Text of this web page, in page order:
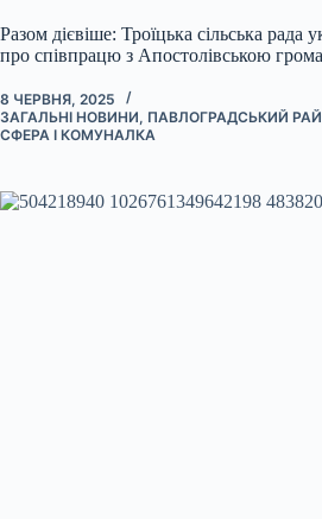
Разом дієвіше: Троїцька сільська рада
про співпрацю з Апостолівською
8 ЧЕРВНЯ, 2025
ЗАГАЛЬНІ НОВИНИ, ПАВЛОГРАДСЬКИЙ
СФЕРА І КОМУНАЛКА